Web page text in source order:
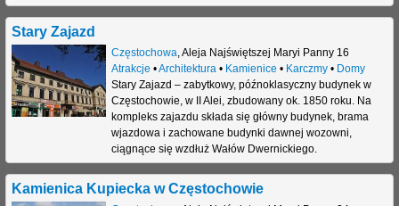
Stary Zajazd
Częstochowa,Aleja Najświętszej Maryi Panny 16
Atrakcje •Architektura• Kamienice • Karczmy• Domy
Stary Zajazd – zabytkowy, późnoklasyczny budynek w
Częstochowie, w II Alei, zbudowany ok. 1850 roku. Na
kompleks zajazdu składa się główny budynek, brama
wjazdowa i zachowane budynki dawnej wozowni,
ciągnące się wzdłuż Wałów Dwernickiego.
Kamienica Kupiecka w Częstochowie